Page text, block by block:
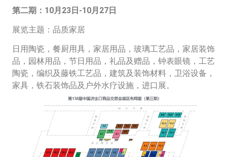
第二期：10月23日-10月27日
展览主题：品质家居
日用陶瓷，餐厨用具，家居用品，玻璃工艺品，家居装饰
品，园林用品，节日用品，礼品及赠品，钟表眼镜，工艺
陶瓷，编织及藤铁工艺品，建筑及装饰材料，卫浴设备，
家具，铁石装饰品及户外水疗设施，进口展。